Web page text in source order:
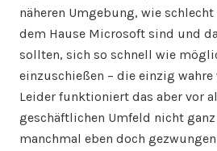
näheren Umgebung, wie
dem Hause Microsoft sind und
sollten, sich so schnell wie
einzuschießen – die einzig wahre
Leider funktioniert das aber vor
geschäftlichen Umfeld nicht
manchmal eben doch